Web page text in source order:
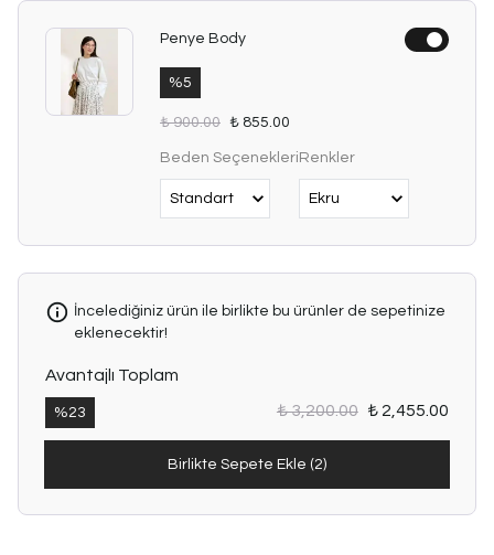
Penye Body
%5
₺ 900.00 ₺ 855.00
Beden SeçenekleriRenkler
İncelediğiniz ürün ile birlikte bu ürünler de sepetinize
eklenecektir!
Avantajlı Toplam
%23 ₺ 3,200.00 ₺ 2,455.00
Birlikte Sepete Ekle (2)